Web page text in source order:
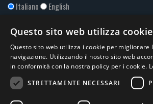
Italiano English
Accetto la Privacy Policy*
Questo sito web utilizza cookie
Questo sito web utilizza i cookie per migliorare
navigazione. Utilizzando il nostro sito web
in conformità con la nostra policy per i cookie.
STRETTAMENTE NECESSARI